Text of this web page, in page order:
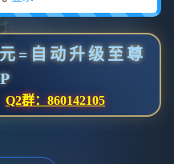
=自动升级至尊
Q2群：860142105